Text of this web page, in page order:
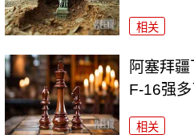
相关
阿塞拜疆
F-16强多
相关